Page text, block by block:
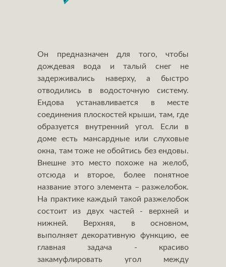
Он предназначен для того, чтобы
дождевая вода и талый снег не
задерживались наверху, а быстро
отводились в водосточную систему.
Ендова устанавливается в месте
соединения плоскостей крыши, там, где
образуется внутренний угол. Если в
доме есть мансардные или слуховые
окна, там тоже не обойтись без ендовы.
Внешне это место похоже на желоб,
отсюда и второе, более понятное
название этого элемента – разжелобок.
На практике каждый такой разжелобок
состоит из двух частей - верхней и
нижней. Верхняя, в основном,
выполняет декоративную функцию, ее
главная задача - красиво
закамуфлировать угол между